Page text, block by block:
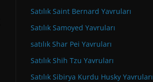
Satılık Saint Bernard Yavruları
Satılık Samoyed Yavruları
satılık Shar Pei Yavruları
Satılık Shih Tzu Yavruları
Satılık Sibirya Kurdu Husky Yavruları